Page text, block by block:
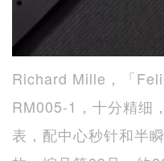
Richard Mille，「
RM005-1，十分精细
表，配中心秒针和半